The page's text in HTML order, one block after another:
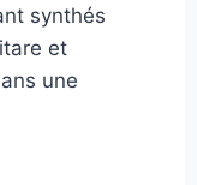
synthés
et
une